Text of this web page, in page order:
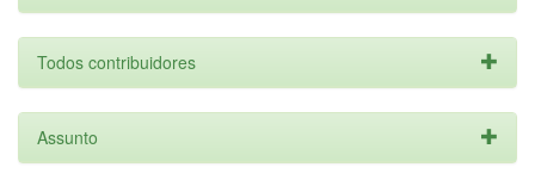
Todos contribuidores
Assunto